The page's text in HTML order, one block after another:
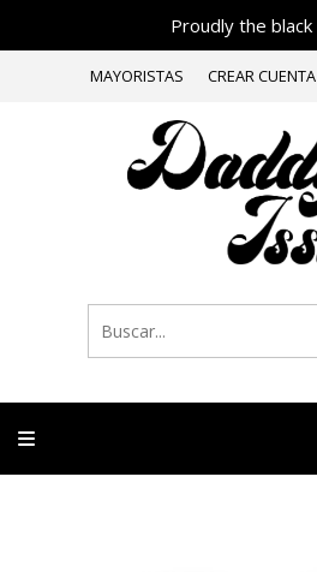
Proudly the
MAYORISTAS CREAR CUENTA